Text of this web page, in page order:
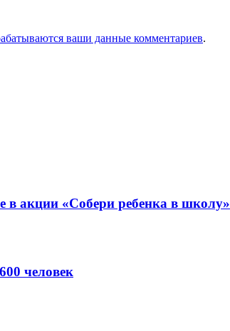
ваши данные комментариев.
акции «Собери ребенка в школу»
человек